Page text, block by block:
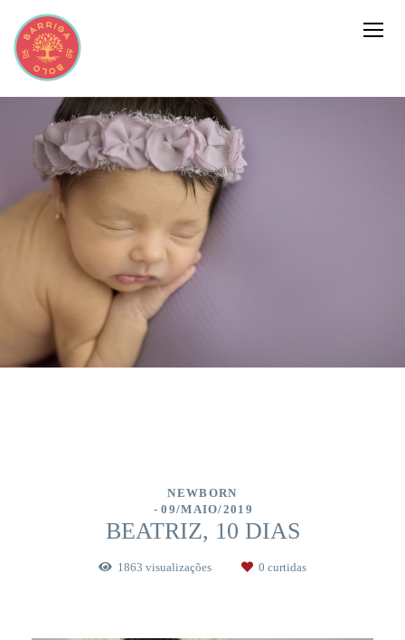
NEWBORN
09/MAIO/2019
BEATRIZ, 10 DIAS
1863 visualizações 0 curtidas